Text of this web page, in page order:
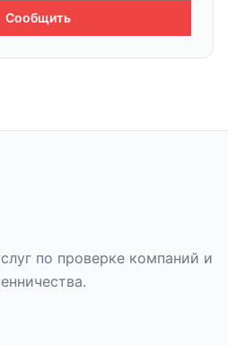
Сообщить
по проверке компаний и